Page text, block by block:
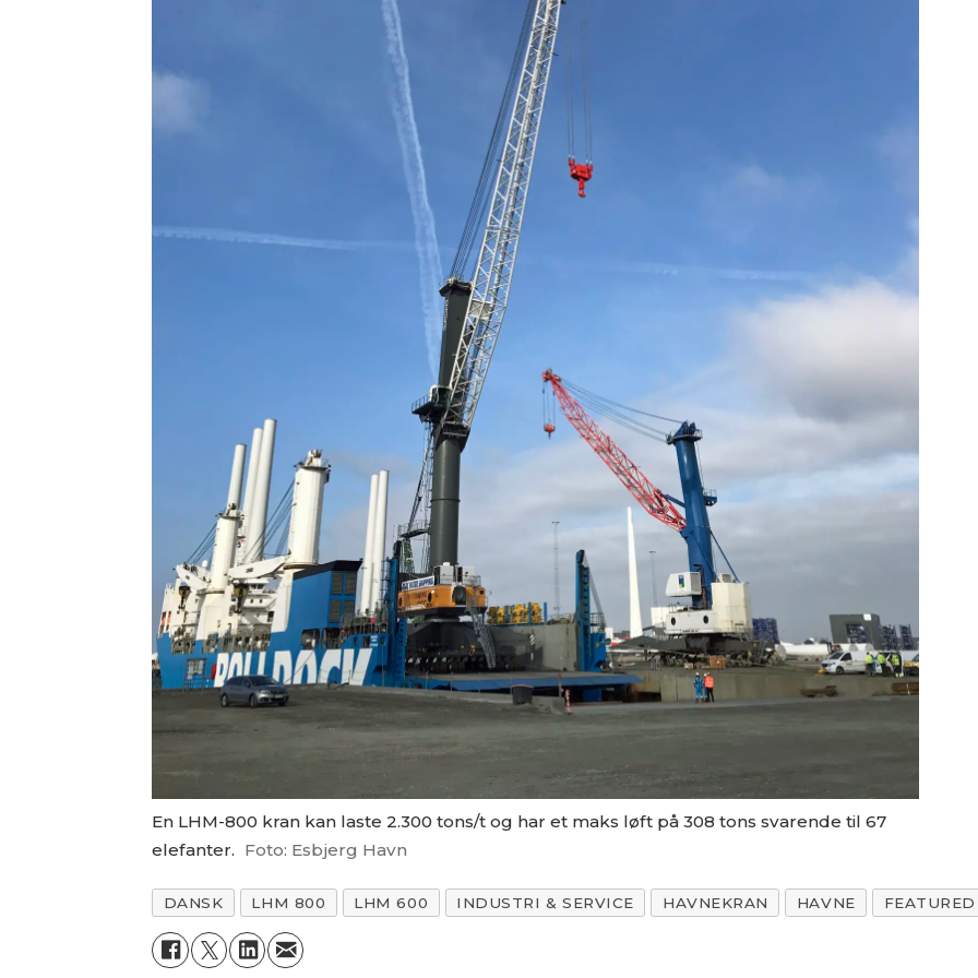
En LHM-800 kran kan laste 2.300 tons/t og har et maks løft på 308 tons svarende til 67
elefanter. Foto: Esbjerg Havn
DANSK LHM 800 LHM 600 INDUSTRI & SERVICE HAVNEKRAN HAVNE FEATURED